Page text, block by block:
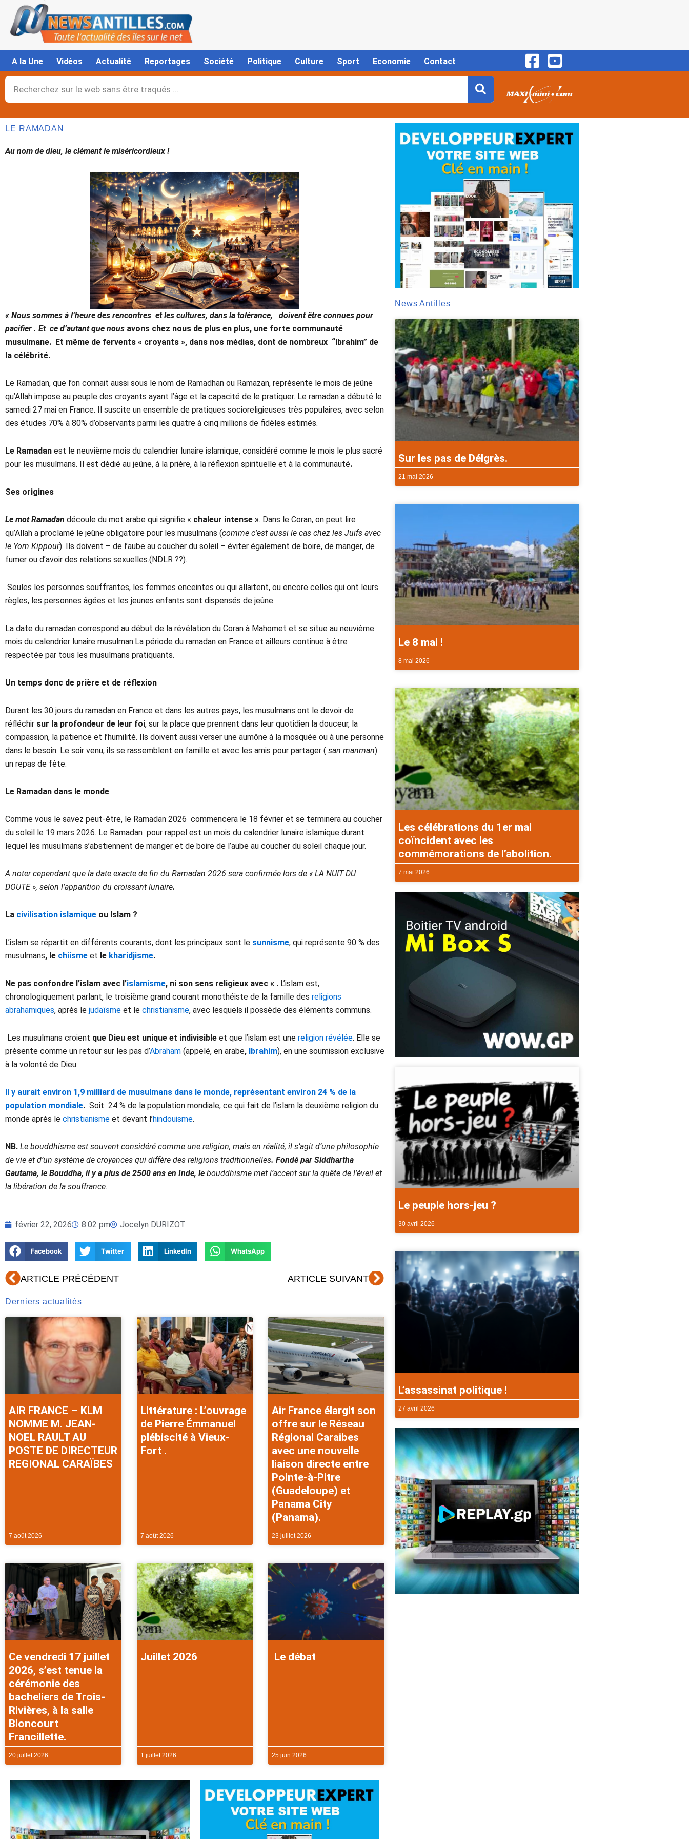
contenu
A la Une Vidéos Actualité Reportages Société Politique Culture Sport Economie Contact
Rechercher
LE RAMADAN
Au nom de dieu, le clément le miséricordieux !
« Nous sommes à l’heure des rencontres et les cultures, dans la tolérance, doivent être connues pour
pacifier . Et ce d’autant que nous avons chez nous de plus en plus, une forte communauté
musulmane. Et même de fervents « croyants », dans nos médias, dont de nombreux “Ibrahim” de
la célébrité.
Le Ramadan, que l’on connait aussi sous le nom de Ramadhan ou Ramazan, représente le mois de jeûne
qu’Allah impose au peuple des croyants ayant l’âge et la capacité de le pratiquer. Le ramadan a débuté le
samedi 27 mai en France. Il suscite un ensemble de pratiques socioreligieuses très populaires, avec selon
des études 70% à 80% d’observants parmi les quatre à cinq millions de fidèles estimés.
Le Ramadan est le neuvième mois du calendrier lunaire islamique, considéré comme le mois le plus sacré
pour les musulmans. Il est dédié au jeûne, à la prière, à la réflexion spirituelle et à la communauté.
Ses origines
Le mot Ramadan découle du mot arabe qui signifie « chaleur intense ». Dans le Coran, on peut lire
qu’Allah a proclamé le jeûne obligatoire pour les musulmans (comme c’est aussi le cas chez les Juifs avec
le Yom Kippour). Ils doivent – de l’aube au coucher du soleil – éviter également de boire, de manger, de
fumer ou d’avoir des relations sexuelles.(NDLR ??).
Seules les personnes souffrantes, les femmes enceintes ou qui allaitent, ou encore celles qui ont leurs
règles, les personnes âgées et les jeunes enfants sont dispensés de jeûne.
La date du ramadan correspond au début de la révélation du Coran à Mahomet et se situe au neuvième
mois du calendrier lunaire musulman.La période du ramadan en France et ailleurs continue à être
respectée par tous les musulmans pratiquants.
Un temps donc de prière et de réflexion
Durant les 30 jours du ramadan en France et dans les autres pays, les musulmans ont le devoir de
réfléchir sur la profondeur de leur foi, sur la place que prennent dans leur quotidien la douceur, la
compassion, la patience et l’humilité. Ils doivent aussi verser une aumône à la mosquée ou à une personne
dans le besoin. Le soir venu, ils se rassemblent en famille et avec les amis pour partager ( san manman)
un repas de fête.
Le Ramadan dans le monde
Comme vous le savez peut-être, le Ramadan 2026 commencera le 18 février et se terminera au coucher
du soleil le 19 mars 2026. Le Ramadan pour rappel est un mois du calendrier lunaire islamique durant
lequel les musulmans s’abstiennent de manger et de boire de l’aube au coucher du soleil chaque jour.
A noter cependant que la date exacte de fin du Ramadan 2026 sera confirmée lors de « LA NUIT DU
DOUTE », selon l’apparition du croissant lunaire.
La civilisation islamique ou Islam ?
L’islam se répartit en différents courants, dont les principaux sont le sunnisme, qui représente 90 % des
musulmans, le chiisme et le kharidjisme.
Ne pas confondre l’islam avec l’islamisme, ni son sens religieux avec « . L’islam est,
chronologiquement parlant, le troisième grand courant monothéiste de la famille des religions
abrahamiques, après le judaïsme et le christianisme, avec lesquels il possède des éléments communs.
Les musulmans croient que Dieu est unique et indivisible et que l’islam est une religion révélée. Elle se
présente comme un retour sur les pas d’Abraham (appelé, en arabe, Ibrahim), en une soumission exclusive
à la volonté de Dieu.
Il y aurait environ 1,9 milliard de musulmans dans le monde, représentant environ 24 % de la
population mondiale. Soit 24 % de la population mondiale, ce qui fait de l’islam la deuxième religion du
monde après le christianisme et devant l’hindouisme.
NB. Le bouddhisme est souvent considéré comme une religion, mais en réalité, il s’agit d’une philosophie
de vie et d’un système de croyances qui diffère des religions traditionnelles. Fondé par Siddhartha
Gautama, le Bouddha, il y a plus de 2500 ans en Inde, le bouddhisme met l’accent sur la quête de l’éveil et
la libération de la souffrance.
février 22, 2026 8:02 pm Jocelyn DURIZOT
Facebook Twitter LinkedIn WhatsApp
Précédent
ARTICLE PRÉCÉDENT ARTICLE SUIVANTSuivant
Derniers actualités
AIR FRANCE – KLM
NOMME M. JEAN-
NOEL RAULT AU
POSTE DE DIRECTEUR
REGIONAL CARAÏBES
7 août 2026
Littérature : L’ouvrage
de Pierre Émmanuel
plébiscité à Vieux-
Fort .
7 août 2026
Air France élargit son
offre sur le Réseau
Régional Caraibes
avec une nouvelle
liaison directe entre
Pointe-à-Pitre
(Guadeloupe) et
Panama City
(Panama).
23 juillet 2026
Ce vendredi 17 juillet
2026, s’est tenue la
cérémonie des
bacheliers de Trois-
Rivières, à la salle
Bloncourt
Francillette.
20 juillet 2026
Juillet 2026
1 juillet 2026
Le débat
25 juin 2026
News Antilles
Sur les pas de Délgrès.
21 mai 2026
Le 8 mai !
8 mai 2026
Les célébrations du 1er mai
coïncident avec les
commémorations de l’abolition.
7 mai 2026
Le peuple hors-jeu ?
30 avril 2026
L’assassinat politique !
27 avril 2026